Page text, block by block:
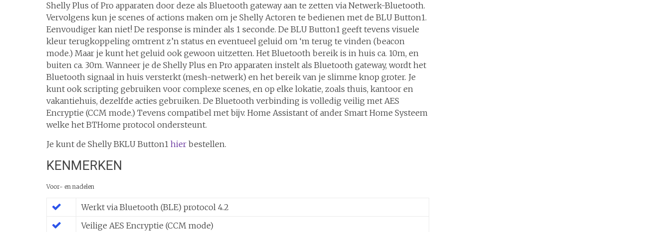
Shelly Plus of Pro apparaten door deze als Bluetooth gateway aan te zetten via Netwerk-Bluetooth.
Vervolgens kun je scenes of actions maken om je Shelly Actoren te bedienen met de BLU Button1.
Eenvoudiger kan niet! De response is minder als 1 seconde. De BLU Button1 geeft tevens visuele
kleur terugkoppeling omtrent z’n status en eventueel geluid om ‘m terug te vinden (beacon
mode.) Maar je kunt het geluid ook gewoon uitzetten. Het Bluetooth bereik is in huis ca. 10m, en
buiten ca. 30m. Wanneer je de Shelly Plus en Pro apparaten instelt als Bluetooth gateway, wordt het
Bluetooth signaal in huis versterkt (mesh-netwerk) en het bereik van je slimme knop groter. Je
kunt ook scripting gebruiken voor complexe scenes, en op elke lokatie, zoals thuis, kantoor en
vakantiehuis, dezelfde acties gebruiken. De Bluetooth verbinding is volledig veilig met AES
Encryptie (CCM mode.) Tevens compatibel met bijv. Home Assistant of ander Smart Home Systeem
welke het BTHome protocol ondersteunt.
Je kunt de Shelly BKLU Button1 hier bestellen.
KENMERKEN
Voor- en nadelen
Werkt via Bluetooth (BLE) protocol 4.2
Veilige AES Encryptie (CCM mode)